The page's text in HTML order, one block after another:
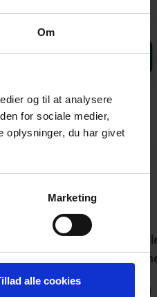
Om
og til at analysere
for sociale medier,
oplysninger, du har givet
Marketing
alle cookies
en uforpligtende snak
Pension
Sammen
økonomi
Vi hjælper